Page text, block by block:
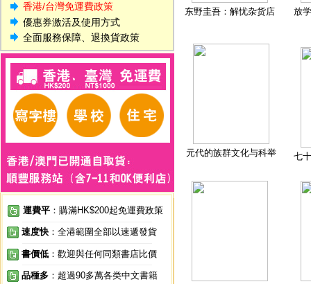
香港/台灣免運費政策
優惠券激活及使用方式
全面服務保障、退換貨政策
運費平 ：購滿HK$200起免運費政策
速度快 ：全港範圍全部以速遞發貨
書價低 ：歡迎與任何同類書店比價
品種多 ：超過90多萬各类中文書籍
东野圭吾：解忧杂货店 放
元代的族群文化与科举 七